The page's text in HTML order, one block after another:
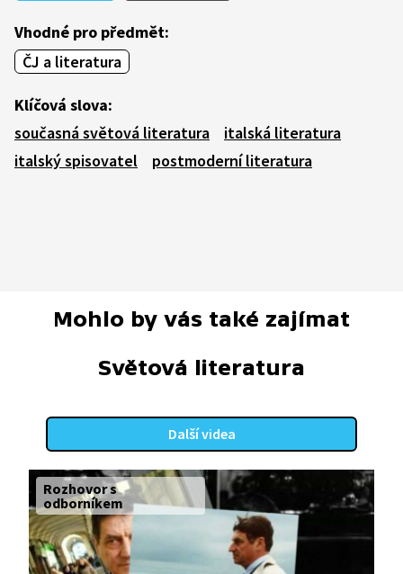
Vhodné pro předmět:
ČJ a literatura
Klíčová slova:
současná světová literatura
italská literatura
italský spisovatel
postmoderní literatura
Mohlo by vás také zajímat
Světová literatura
Další videa
Rozhovor s
odborníkem